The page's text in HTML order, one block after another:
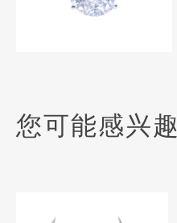
您可能感兴趣